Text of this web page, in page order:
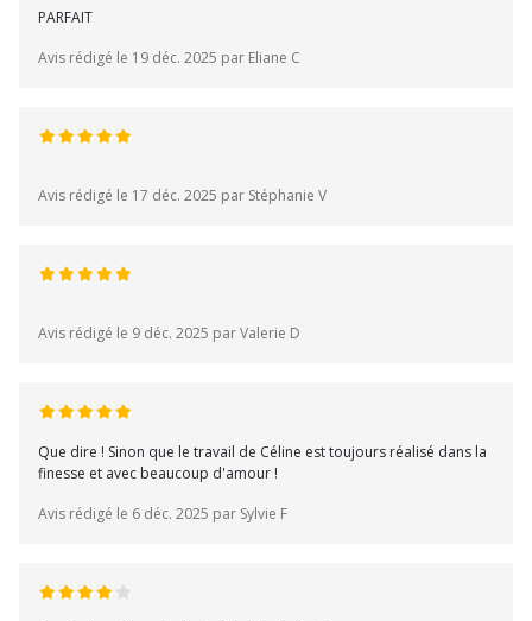
PARFAIT
Avis rédigé le 19 déc. 2025 par Eliane C
Avis rédigé le 17 déc. 2025 par Stéphanie V
Avis rédigé le 9 déc. 2025 par Valerie D
Que dire ! Sinon que le travail de Céline est toujours réalisé dans la
finesse et avec beaucoup d'amour !
Avis rédigé le 6 déc. 2025 par Sylvie F